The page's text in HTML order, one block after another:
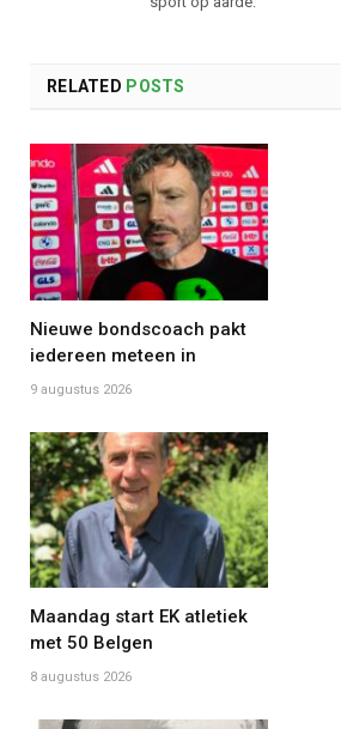
RELATED POSTS
Nieuwe bondscoach pakt
iedereen meteen in
9 augustus 2026
Maandag start EK atletiek
met 50 Belgen
8 augustus 2026